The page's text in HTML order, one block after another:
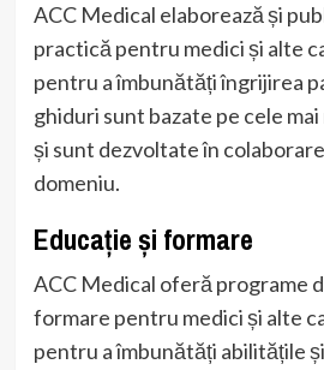
ACC Medical elaborează și
practică pentru medici și alte
pentru a îmbunătăți îngrijirea
ghiduri sunt bazate pe cele
și sunt dezvoltate în
domeniu.
Educație și formare
ACC Medical oferă programe
formare pentru medici și alte
pentru a îmbunătăți abilitățile